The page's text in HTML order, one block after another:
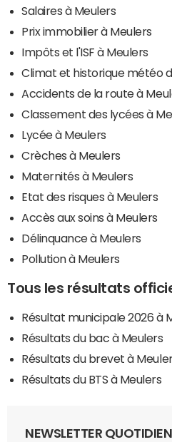
Salaires à Meulers
Prix immobilier à Meulers
Impôts et l'ISF à Meulers
Climat et historique météo
Accidents de la route à
Classement des lycées à
Lycée à Meulers
Crèches à Meulers
Maternités à Meulers
Etat des risques à Meulers
Accès aux soins à Meulers
Délinquance à Meulers
Pollution à Meulers
Tous les résultats
Résultat municipale 2026 à
Résultats du bac à Meulers
Résultats du brevet à
Résultats du BTS à Meulers
NEWSLETTER